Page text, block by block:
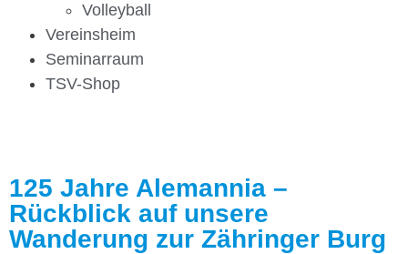
Volleyball
Vereinsheim
Seminarraum
TSV-Shop
125 Jahre Alemannia –
Rückblick auf unsere
Wanderung zur Zähringer Burg